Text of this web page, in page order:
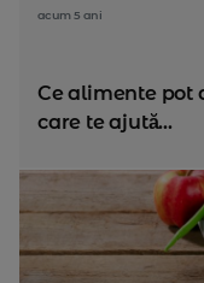
acum 5 ani
Ce alimente pot
care te ajută...